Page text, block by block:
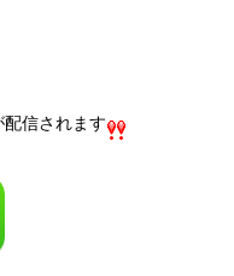
信されます